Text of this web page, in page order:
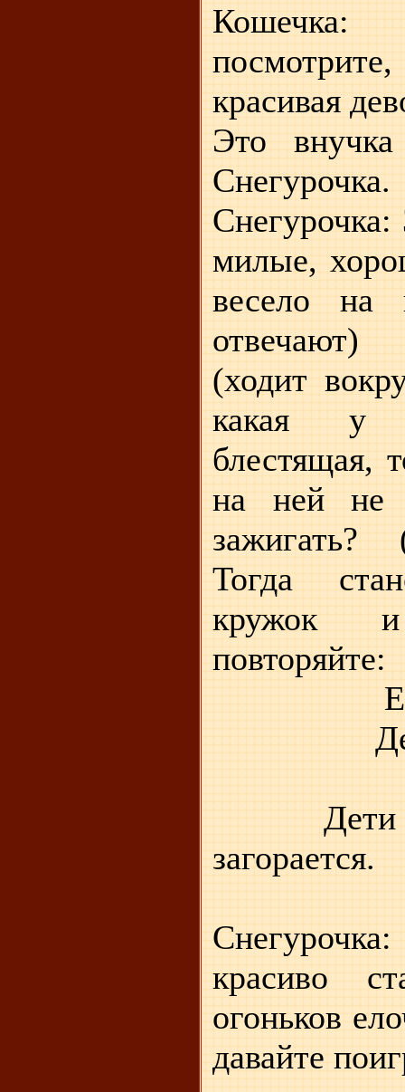
красивая
Это
Снегурочка.
Снегурочка:
милые,
весело на
отвечают)
(ходит
какая у
блестящая,
на ней не
зажигать?
Тогда
кружок
повторяйте:
Дети
загорается.
красиво
огоньков
давайте